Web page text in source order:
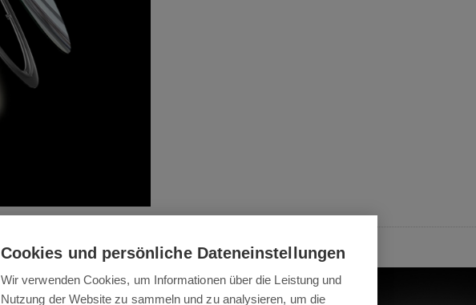
Cookies und persönliche Dateneinstellungen
Wir verwenden Cookies, um Informationen über die Leistung und
Nutzung der Website zu sammeln und zu analysieren, um die